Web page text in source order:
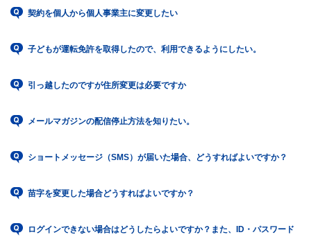
契約を個人から個人事業主に変更したい
子どもが運転免許を取得したので、利用できるようにしたい。
引っ越したのですが住所変更は必要ですか
メールマガジンの配信停止方法を知りたい。
ショートメッセージ（SMS）が届いた場合、どうすればよいですか？
苗字を変更した場合どうすればよいですか？
ログインできない場合はどうしたらよいですか？また、ID・パスワード